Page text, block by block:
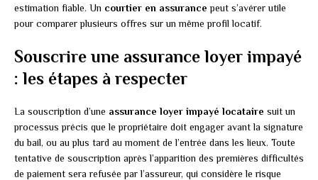
estimation fiable. Un courtier en assurance peut s’avérer utile
pour comparer plusieurs offres sur un même profil locatif.
Souscrire une assurance loyer impayé
: les étapes à respecter
La souscription d’une assurance loyer impayé locataire suit un
processus précis que le propriétaire doit engager avant la signature
du bail, ou au plus tard au moment de l’entrée dans les lieux. Toute
tentative de souscription après l’apparition des premières difficultés
de paiement sera refusée par l’assureur, qui considère le risque